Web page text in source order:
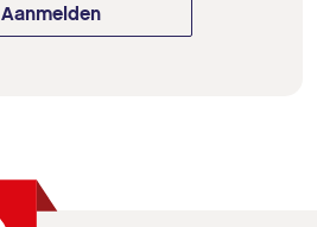
Aanmelden